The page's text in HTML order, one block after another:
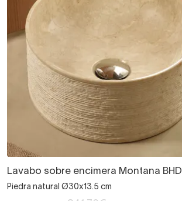
Lavabo sobre encimera Montana BHD
Piedra natural Ø30x13.5 cm